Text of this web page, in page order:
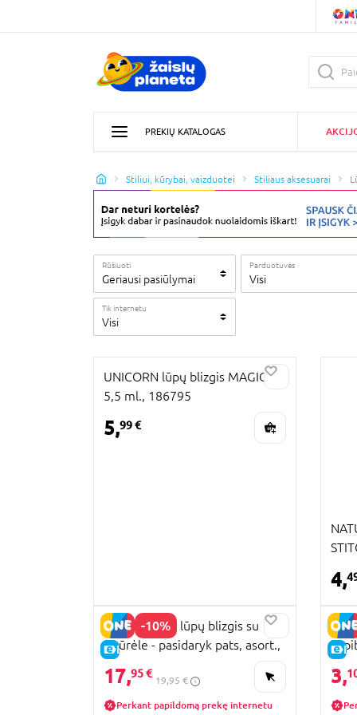
PREKIŲ KATALOGAS
Stiliui, kūrybai, vaizduotei Stiliaus aksesuarai
Rūšiuoti
Geriausi pasiūlymai
Parduotuvės
Visi
Tik internetu
Visi
UNICORN lūpų blizgis MAGIC,
5,5 ml., 186795
5,99 €
4,
-10%
E-KAINA
YUMMILAND lūpų blizgis su
figūrėle - pasidaryk pats, asort.,
545965
17,95 €
19,95 €
Perkant papildomą prekę internetu
E-
3,